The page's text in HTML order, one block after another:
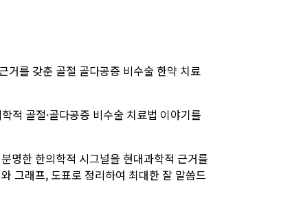
거를 갖춘 골절 골다공증 비수술 한약 치료
적 골절·골다공증 비수술 치료법 이야기를
명한 한의학적 시그널을 현대과학적 근거를
그래프, 도표로 정리하여 최대한 잘 말씀드